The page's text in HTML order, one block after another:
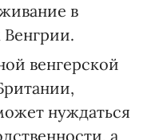
в
Венгрии.
венгерской
нуждаться
а